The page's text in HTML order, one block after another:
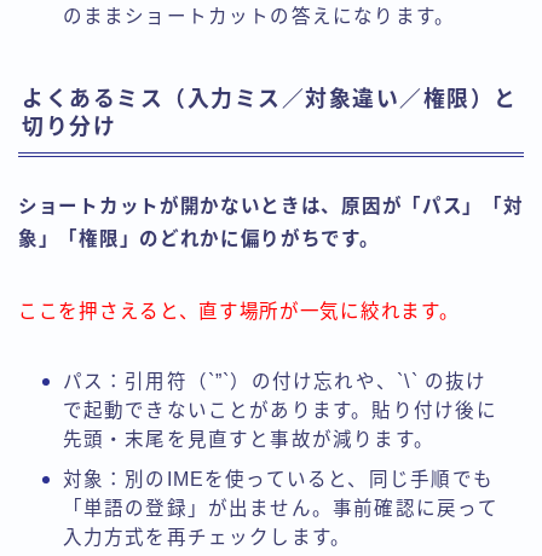
のままショートカットの答えになります。
よくあるミス（入力ミス／対象違い／権限）と
切り分け
ショートカットが開かないときは、原因が「パス」「対
象」「権限」のどれかに偏りがちです。
ここを押さえると、直す場所が一気に絞れます。
パス：引用符（`”`）の付け忘れや、`\` の抜け
で起動できないことがあります。貼り付け後に
先頭・末尾を見直すと事故が減ります。
対象：別のIMEを使っていると、同じ手順でも
「単語の登録」が出ません。事前確認に戻って
入力方式を再チェックします。